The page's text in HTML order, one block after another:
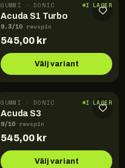
GUMMI · DONIC I LAGER
Acuda S1 Turbo
9.3/10 revspin
545,00 kr
Välj variant
GUMMI · DONIC I LAGER
Acuda S3
9/10 revspin
545,00 kr
Välj variant